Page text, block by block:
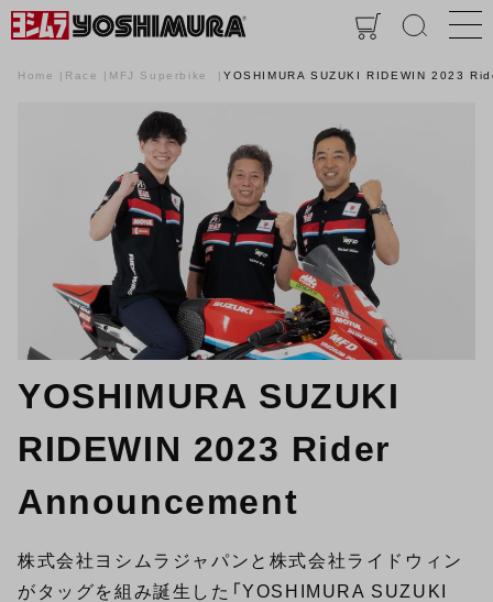
Home Race MFJ Superbike YOSHIMURA SUZUKI RIDEWIN 2023
YOSHIMURA SUZUKI
RIDEWIN 2023 Rider
Announcement
株式会社ヨシムラジャパンと株式会社ライドウィン
がタッグを組み誕生した「YOSHIMURA SUZUKI